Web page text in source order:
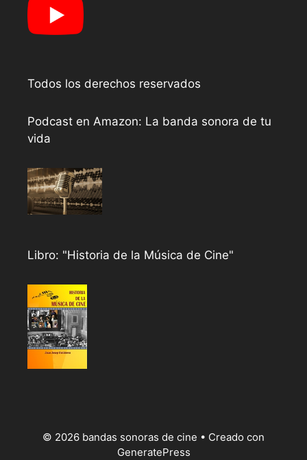
Todos los derechos reservados
Podcast en Amazon: La banda sonora de tu
vida
Libro: "Historia de la Música de Cine"
© 2026 bandas sonoras de cine • Creado con
GeneratePress